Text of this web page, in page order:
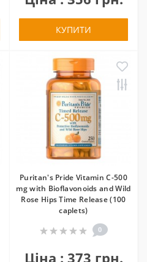
КУПИТИ
Puritan's Pride Vitamin C-500
mg with Bioflavonoids and Wild
Rose Hips Time Release (100
caplets)
0
Ціна : 373 грн.